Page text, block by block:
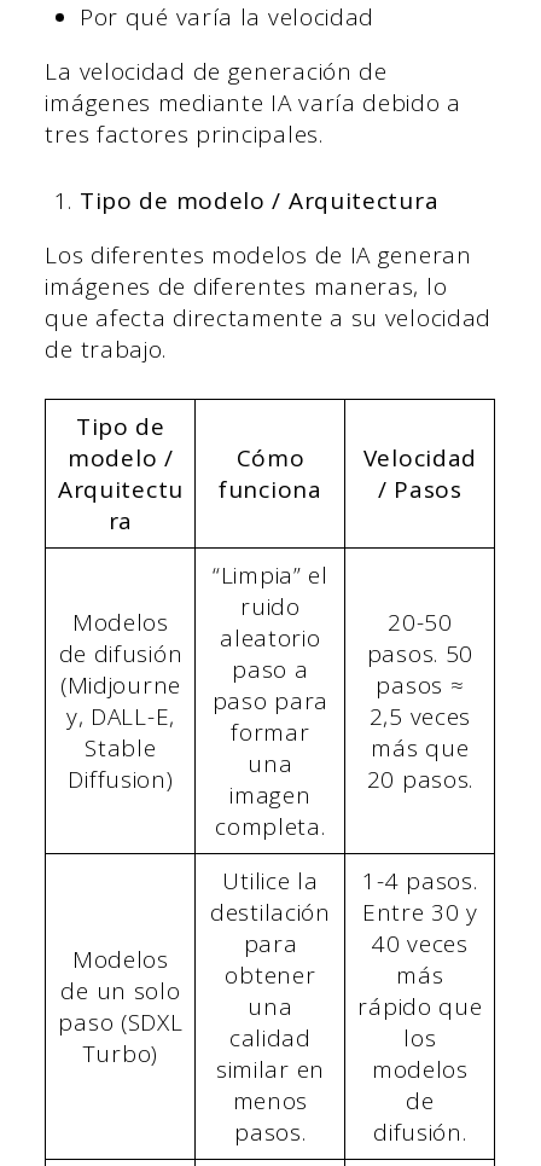
Por qué varía la velocidad
La velocidad de generación de
imágenes mediante IA varía debido a
tres factores principales.
Tipo de modelo / Arquitectura
Los diferentes modelos de IA generan
imágenes de diferentes maneras, lo
que afecta directamente a su velocidad
de trabajo.
Tipo de
modelo /
Arquitectu
ra
Cómo
funciona
Velocidad
/ Pasos
Modelos
de difusión
(Midjourne
y, DALL-E,
Stable
Diffusion)
“Limpia” el
ruido
aleatorio
paso a
paso para
formar
una
imagen
completa.
20-50
pasos. 50
pasos ≈
2,5 veces
más que
20 pasos.
Modelos
de un solo
paso (SDXL
Turbo)
Utilice la
destilación
para
obtener
una
calidad
similar en
menos
pasos.
1-4 pasos.
Entre 30 y
40 veces
más
rápido que
los
modelos
de
difusión.